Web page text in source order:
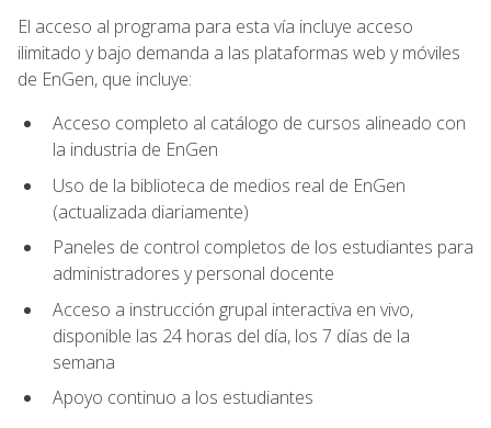
El acceso al programa para esta vía incluye acceso
ilimitado y bajo demanda a las plataformas web y móviles
de EnGen, que incluye:
Acceso completo al catálogo de cursos alineado con
la industria de EnGen
Uso de la biblioteca de medios real de EnGen
(actualizada diariamente)
Paneles de control completos de los estudiantes para
administradores y personal docente
Acceso a instrucción grupal interactiva en vivo,
disponible las 24 horas del día, los 7 días de la
semana
Apoyo continuo a los estudiantes